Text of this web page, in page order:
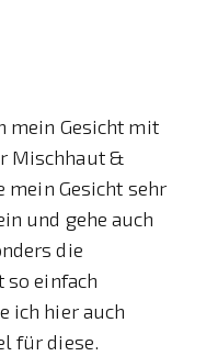
mein Gesicht mit
Mischhaut &
mein Gesicht sehr
und gehe auch
die
so einfach
ich hier auch
für diese.